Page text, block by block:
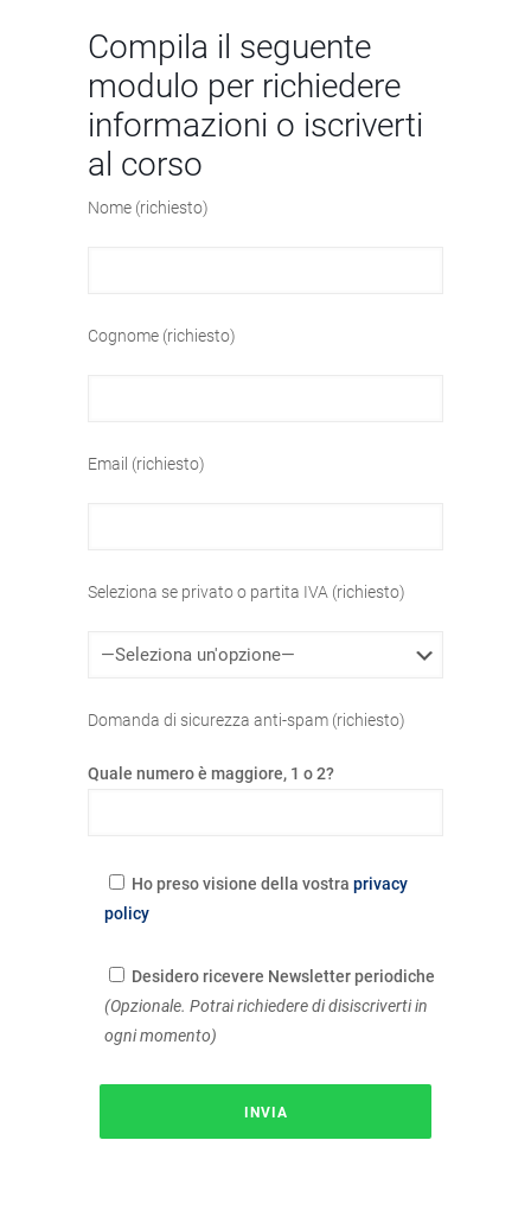
Compila il seguente
modulo per richiedere
informazioni o iscriverti
al corso
Nome (richiesto)
Cognome (richiesto)
Email (richiesto)
Seleziona se privato o partita IVA (richiesto)
Domanda di sicurezza anti-spam (richiesto)
Quale numero è maggiore, 1 o 2?
Ho preso visione della vostra privacy
policy
Desidero ricevere Newsletter periodiche
(Opzionale. Potrai richiedere di disiscriverti in
ogni momento)